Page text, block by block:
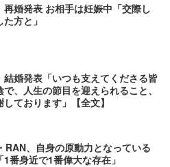
再婚発表 お相手は妊娠中「交際し
方と」
結婚発表「いつも支えてくださる皆
、人生の節目を迎えられること、
ております」【全文】
RAN、自身の原動力となっている
番身近で1番偉大な存在」